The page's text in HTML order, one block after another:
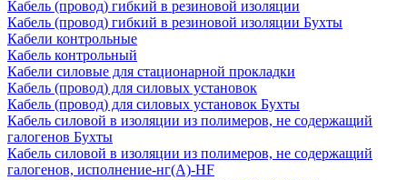
Кабель (провод) гибкий в резиновой изоляции
Кабель (провод) гибкий в резиновой изоляции Бухты
Кабели контрольные
Кабель контрольный
Кабели силовые для стационарной прокладки
Кабель (провод) для силовых установок
Кабель (провод) для силовых установок Бухты
Кабель силовой в изоляции из полимеров, не содержащий
галогенов Бухты
Кабель силовой в изоляции из полимеров, не содержащий
галогенов, исполнение-нг(А)-HF